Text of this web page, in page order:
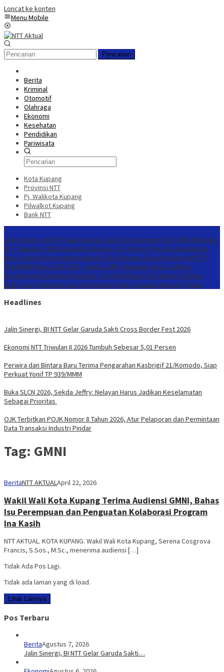
Loncat ke konten
Menu Mobile
Pencarian
Berita
Kriminal
Otomotif
Olahraga
Ekonomi
Kesehatan
Pendidikan
Pariwisata
Kota Kupang
Provinsi NTT
Pj. Walikota Kupang
Pilwalkot Kupang
Bank NTT
Jalin Sinergi, BI NTT Gelar Garuda Sakti Cross Border Fest 2026 Ekonomi
NTT Triwulan II 2026 Tumbuh Sebesar 5,01 Persen Perwira dan Bintara
Baru Terima Pengarahan Kasbrigif 21/Komodo, Siap Perkuat Yonif TP
939/MMM Buka SLCN 2026, Sekda Jeffry: Nelayan Harus Jadikan
Keselamatan Sebagai Prioritas OJK Terbitkan POJK Nomor 8 Tahun
2026, Atur Pelaporan dan Permintaan Data Transaksi Industri Pindar
Headlines
Jalin Sinergi, BI NTT Gelar Garuda Sakti Cross Border Fest 2026
Ekonomi NTT Triwulan II 2026 Tumbuh Sebesar 5,01 Persen
Perwira dan Bintara Baru Terima Pengarahan Kasbrigif 21/Komodo, Siap
Perkuat Yonif TP 939/MMM
Buka SLCN 2026, Sekda Jeffry: Nelayan Harus Jadikan Keselamatan
Sebagai Prioritas
OJK Terbitkan POJK Nomor 8 Tahun 2026, Atur Pelaporan dan Permintaan
Data Transaksi Industri Pindar
Tag: GMNI
BeritaNTT AKTUALApril 22, 2026
Wakil Wali Kota Kupang Terima Audiensi GMNI, Bahas
Isu Perempuan dan Penguatan Kolaborasi Program
Ina Kasih
NTT AKTUAL. KOTA KUPANG. Wakil Wali Kota Kupang, Serena Cosgrova
Francis, S.Sos., M.Sc., menerima audiensi […]
Tidak Ada Pos Lagi.
Tidak ada laman yang di load.
Lihat Lainnya
Pos Terbaru
BeritaAgustus 7, 2026
Jalin Sinergi, BI NTT Gelar Garuda Sakti…